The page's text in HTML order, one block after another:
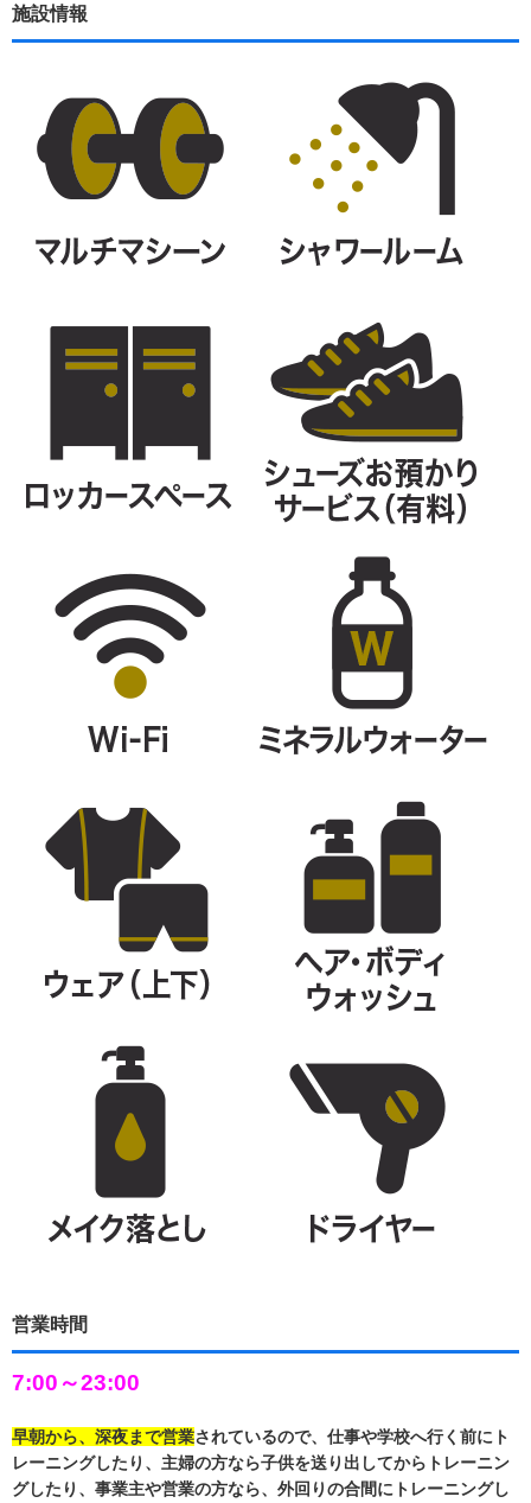
施設情報
営業時間
7:00～23:00
早朝から、深夜まで営業されているので、仕事や学校へ行く前にト
レーニングしたり、主婦の方なら子供を送り出してからトレーニン
グしたり、事業主や営業の方なら、外回りの合間にトレーニングし